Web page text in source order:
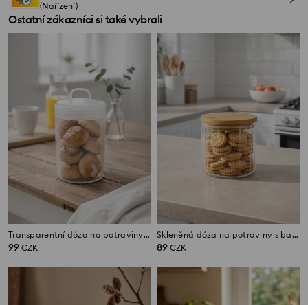
(Nařízení)
Ostatní zákazníci si také vybrali
Transparentní dóza na potraviny s víkem
99 CZK
Skleněná dóza na potraviny s bambusovým víkem
89 CZK